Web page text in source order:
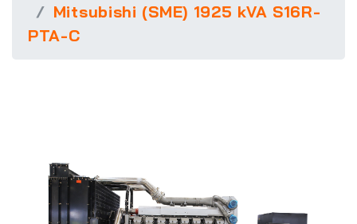
Mitsubishi (SME) 1925 kVA S16R-
PTA-C